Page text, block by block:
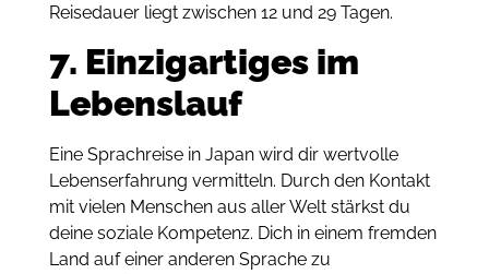
Reisedauer liegt zwischen 12 und 29 Tagen.
7. Einzigartiges im
Lebenslauf
Eine Sprachreise in Japan wird dir wertvolle
Lebenserfahrung vermitteln. Durch den Kontakt
mit vielen Menschen aus aller Welt stärkst du
deine soziale Kompetenz. Dich in einem fremden
Land auf einer anderen Sprache zu